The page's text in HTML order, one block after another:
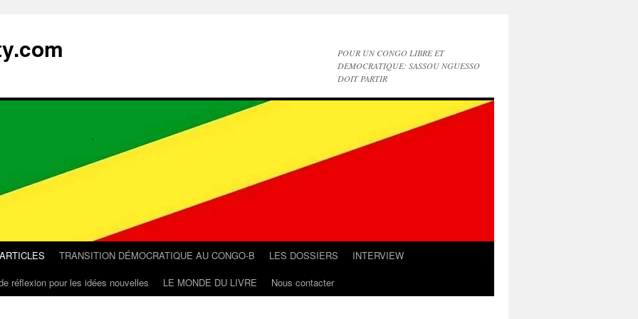
POUR UN CONGO LIBRE ET
DEMOCRATIQUE: SASSOU NGUESSO
DOIT PARTIR
TRANSITION DÉMOCRATIQUE AU CONGO-B LES DOSSIERS
INTERVIEW
réflexion pour les idées nouvelles LE MONDE DU LIVRE Nous contacter